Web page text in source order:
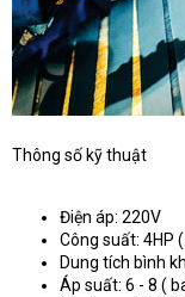
Thông số kỹ thuật
Điện áp: 220V
Công suất: 4HP
Dung tích bình
Áp suất: 6 - 8 (